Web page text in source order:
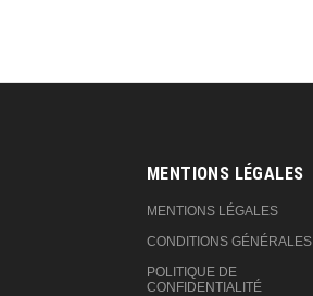
MENTIONS LÉGALES
MENTIONS LÉGALES
CONDITIONS GÉNÉRALES
POLITIQUE DE
CONFIDENTIALITÉ